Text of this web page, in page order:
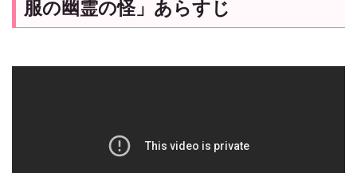
服の幽霊の怪」あらすじ